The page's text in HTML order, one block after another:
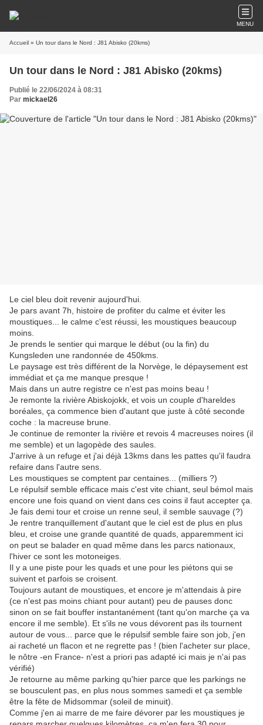
MENU
Accueil » Un tour dans le Nord : J81 Abisko (20kms)
Un tour dans le Nord : J81 Abisko (20kms)
Publié le 22/06/2024 à 08:31
Par mickael26
Le ciel bleu doit revenir aujourd'hui.
Je pars avant 7h, histoire de profiter du calme et éviter les
moustiques... le calme c'est réussi, les moustiques beaucoup
moins.
Je prends le sentier qui marque le début (ou la fin) du
Kungsleden une randonnée de 450kms.
Le paysage est très différent de la Norvège, le dépaysement est
immédiat et ça me manque presque !
Mais dans un autre registre ce n'est pas moins beau !
Je remonte la rivière Abiskojokk, et vois un couple d'hareldes
boréales, ça commence bien d'autant que juste à côté seconde
coche : la macreuse brune.
Je continue de remonter la rivière et revois 4 macreuses noires (il
me semble) et un lagopède des saules.
J'arrive à un refuge et j'ai déjà 13kms dans les pattes qu'il faudra
refaire dans l'autre sens.
Les moustiques se comptent par centaines... (milliers ?)
Le répulsif semble efficace mais c'est vite chiant, seul bémol mais
encore une fois quand on vient dans ces coins il faut accepter ça.
Je fais demi tour et croise un renne seul, il semble sauvage (?)
Je rentre tranquillement d'autant que le ciel est de plus en plus
bleu, et croise une grande quantité de quads, apparemment ici
on peut se balader en quad même dans les parcs nationaux,
l'hiver ce sont les motoneiges.
Il y a une piste pour les quads et une pour les piétons qui se
suivent et parfois se croisent.
Toujours autant de moustiques, et encore je m'attendais à pire
(ce n'est pas moins chiant pour autant) peu de pauses donc
sinon on se fait bouffer instantanément (tant qu'on marche ça va
encore il me semble). Et s'ils ne vous dévorent pas ils tournent
autour de vous... parce que le répulsif semble faire son job, j'en
ai racheté un flacon et ne regrette pas ! (bien l'acheter sur place,
le nôtre -en France- n'est a priori pas adapté ici mais je n'ai pas
vérifié)
Je retourne au même parking qu'hier parce que les parkings ne
se bousculent pas, en plus nous sommes samedi et ça semble
être la fête de Midsommar (soleil de minuit).
Comme j'en ai marre de me faire dévorer par les moustiques je